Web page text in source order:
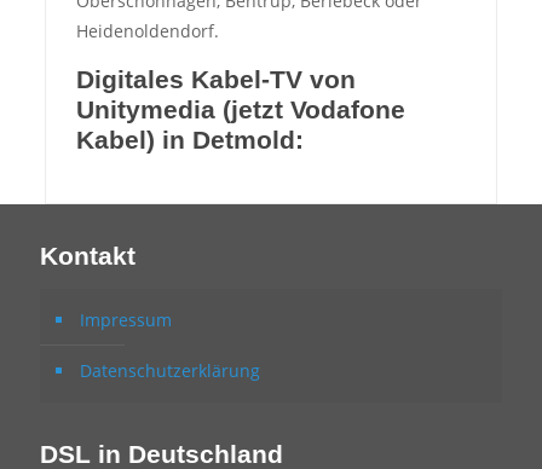
Heidenoldendorf.
Digitales Kabel-TV von
Unitymedia (jetzt Vodafone
Kabel) in Detmold:
Kontakt
Impressum
Datenschutzerklärung
DSL in Deutschland